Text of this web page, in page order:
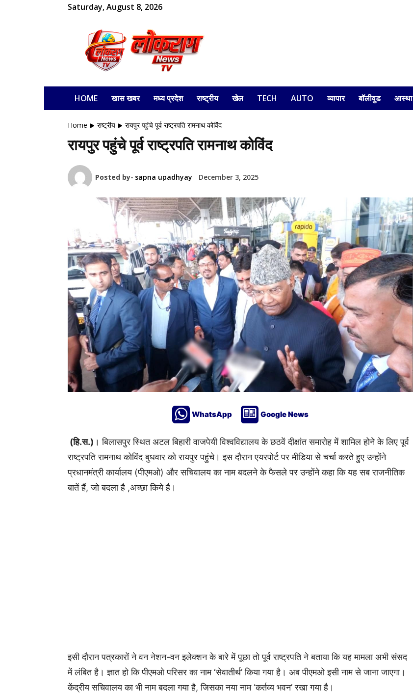
Saturday, August 8, 2026
लोकराग
HOME खास खबर मध्य प्रदेश राष्ट्रीय खेल TECH AUTO व्यापार बॉलीवुड आस्था
Home राष्ट्रीय रायपुर पहुंचे पूर्व राष्ट्रपति रामनाथ कोविंद
रायपुर पहुंचे पूर्व राष्ट्रपति रामनाथ कोविंद
Posted by- sapna upadhyay December 3, 2025
WhatsApp Google News
(हि.स.) । बिलासपुर स्थित अटल बिहारी वाजपेयी विश्वविद्यालय के छठवें दीक्षांत समारोह में शामिल होने के लिए पूर्व
राष्ट्रपति रामनाथ कोविंद बुधवार काे रायपुर पहुंचे। इस दौरान एयरपोर्ट पर मीडिया से चर्चा करते हुए उन्होंने
प्रधानमंत्री कार्यालय (पीएमओ) और सचिवालय का नाम बदलने के फैसले पर उन्होंने कहा कि यह सब राजनीतिक
बातें हैं, जो बदला है ,अच्छा किये है।
इसी दौरान पत्रकारों ने वन नेशन-वन इलेक्शन के बारे में पूछा तो पूर्व राष्ट्रपति ने बताया कि यह मामला अभी संसद
में लंबित है। ज्ञात हो कि पीएमओ परिसर का नाम ‘सेवातीर्थ’ किया गया है। अब पीएमओ इसी नाम से जाना जाएगा।
केंद्रीय सचिवालय का भी नाम बदला गया है, जिसका नया नाम ‘कर्तव्य भवन’ रखा गया है।